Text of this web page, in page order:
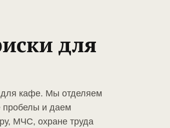
для
для кафе. Мы отделяем
пробелы и даем
МЧС, охране труда